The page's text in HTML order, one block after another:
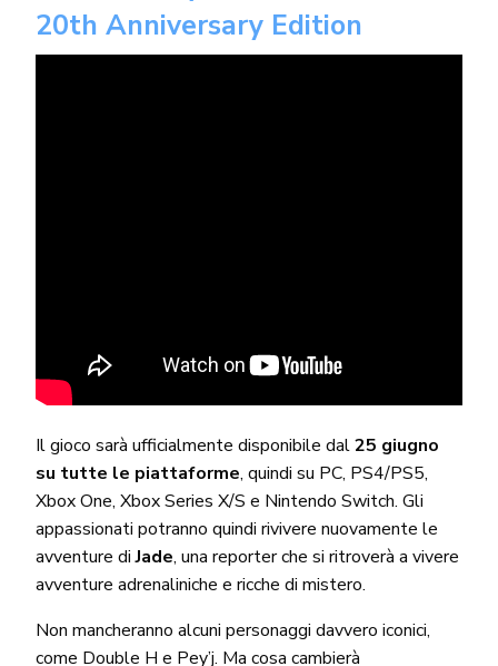
20th Anniversary Edition
Il gioco sarà ufficialmente disponibile dal25 giugno
su tutte le piattaforme, quindi su PC, PS4/PS5,
Xbox One, Xbox Series X/S e Nintendo Switch. Gli
appassionati potranno quindi rivivere nuovamente le
avventure diJade, una reporter che si ritroverà a vivere
avventure adrenaliniche e ricche di mistero.
Non mancheranno alcuni personaggi davvero iconici,
come Double H e Pey’j. Ma cosa cambierà